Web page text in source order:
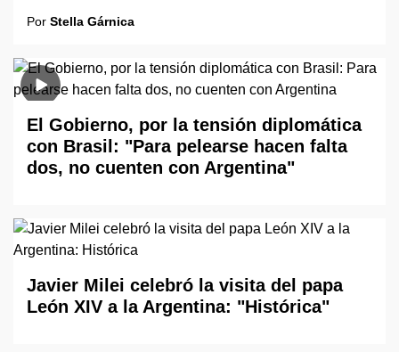
Por Stella Gárnica
El Gobierno, por la tensión diplomática
con Brasil: "Para pelearse hacen falta
dos, no cuenten con Argentina"
Javier Milei celebró la visita del papa
León XIV a la Argentina: "Histórica"